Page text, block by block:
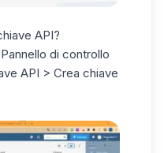
API?
di controllo
API > Crea chiave